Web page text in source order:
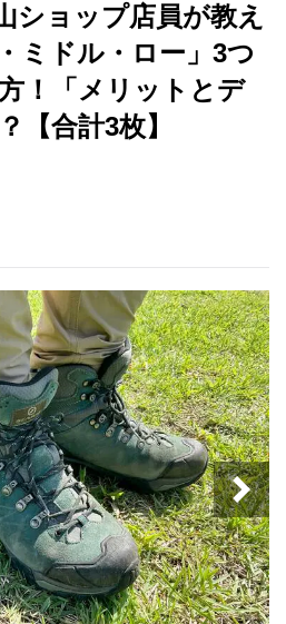
ショップ店員が教え
ミドル・ロー」3つ
！「メリットとデ
【合計3枚】